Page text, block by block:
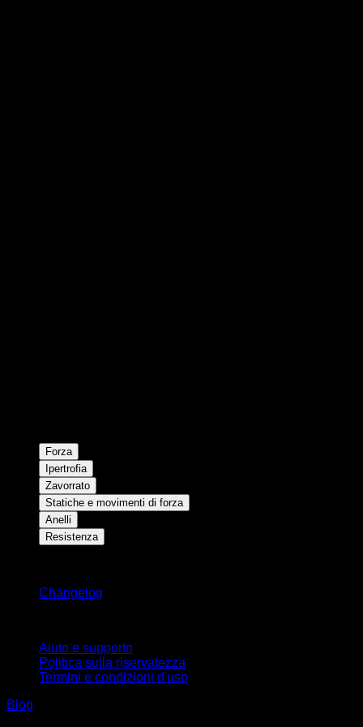
Forza
Ipertrofia
Zavorrato
Statiche e movimenti di forza
Anelli
Resistenza
Changelog
Aiuto e supporto
Politica sulla riservatezza
Termini e condizioni d'uso
Blog